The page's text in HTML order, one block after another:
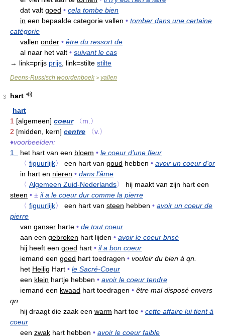
dat valt goed • cela tombe bien
in een bepaalde categorie vallen • tomber dans une certaine
catégorie
vallen onder • être du ressort de
al naar het valt • suivant le cas
→ link=prijs prijs , link=stilte stilte
Deens-Russisch woordenboek > vallen
3
hart
hart
1 [algemeen] coeur
〈m.〉
2 [midden, kern] centre
〈v.〉
♦voorbeelden:
1
het hart van een bloem • le coeur d'une fleur
〈 figuurlijk〉 een hart van goud hebben • avoir un coeur d'or
in hart en nieren • dans l'âme
〈 Algemeen Zuid-Nederlands〉
hij maakt van zijn hart een
steen • ± il a le coeur dur comme la pierre
〈 figuurlijk〉 een hart van steen hebben • avoir un coeur de
pierre
van ganser harte • de tout coeur
aan een gebroken hart lijden • avoir le coeur brisé
hij heeft een goed hart • il a bon coeur
iemand een goed hart toedragen • vouloir du bien à qn.
het Heilig Hart • le Sacré-Coeur
een klein hartje hebben • avoir le coeur tendre
iemand een kwaad hart toedragen • être mal disposé envers
qn.
hij draagt die zaak een warm hart toe • cette affaire lui tient à
coeur
een zwak hart hebben • avoir le coeur faible